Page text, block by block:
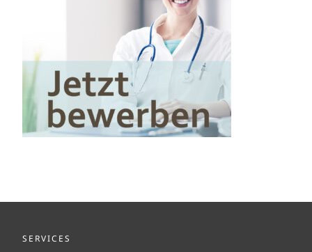
SERVICES